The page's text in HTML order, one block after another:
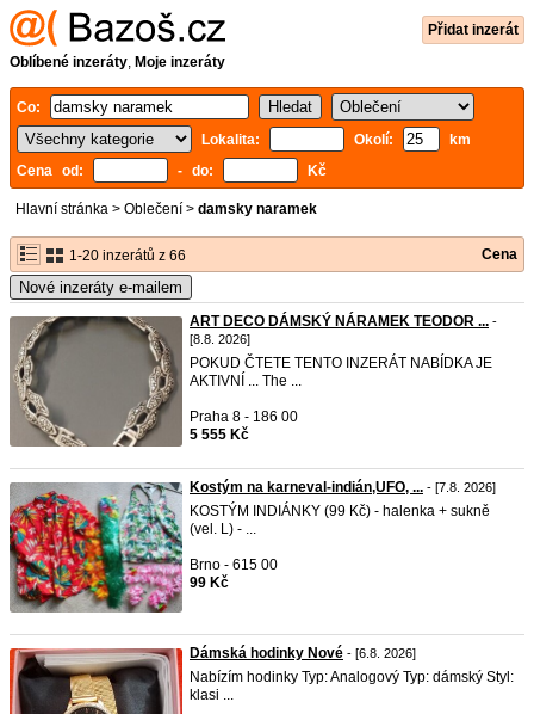
Přidat inzerát
Oblíbené inzeráty, Moje inzeráty
Co:
Lokalita:
Okolí:
km
Cena od:
- do: Kč
Hlavní stránka > Oblečení > damsky naramek
1-20 inzerátů z 66 Cena
Nové inzeráty e-mailem
ART DECO DÁMSKÝ NÁRAMEK TEODOR ... -
[8.8. 2026]
POKUD ČTETE TENTO INZERÁT NABÍDKA JE
AKTIVNÍ ... The ...
Praha 8 - 186 00
5 555 Kč
Kostým na karneval-indián,UFO, ... - [7.8. 2026]
KOSTÝM INDIÁNKY (99 Kč) - halenka + sukně
(vel. L) - ...
Brno - 615 00
99 Kč
Dámská hodinky Nové - [6.8. 2026]
Nabízím hodinky Typ: Analogový Typ: dámský Styl:
klasi ...